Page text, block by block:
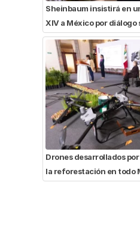
Sheinbaum insistirá en
XIV a México por diálogo
Drones desarrollados
la reforestación en todo